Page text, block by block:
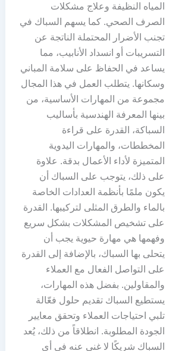
المياه النظيفة وعلاج مشكلات
الصرف الصحي. كما يسهم السباك في
تجنب الأضرار المحتملة الناتجة عن
التسريبات أو انسداد الأنابيب، مما
يساعد في الحفاظ على سلامة المباني
وسكانها. يتطلب العمل في هذا المجال
مجموعة من المهارات الأساسية، من
بينها المعرفة الهندسية بأساليب
السباكة، القدرة على قراءة
المخططات، والمهارات اليدوية
المتميزة لأداء الأعمال بدقة. علاوة
على ذلك، يتوجب على السباك أن
يكون ملمًا بأنظمة العدادات الخاصة
بالماء والطرق المثلى لتركيبها. القدرة
على تشخيص المشكلات بشكل سريع
وفهمها هي مهارة حيوية يجب أن
يتحلى بها السباك، بالإضافة إلى القدرة
على التواصل الفعال مع العملاء
والمقاولين. بفضل هذه المهارات،
يستطيع السباك تقديم حلول فعّالة
تلبي احتياجات العملاء وتحقق معايير
الجودة المطلوبة. انطلاقاً من ذلك، يُعد
السباك شريكًا لا غنى عنه في أي